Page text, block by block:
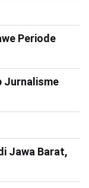
Periode
Jurnalisme
Jawa Barat,